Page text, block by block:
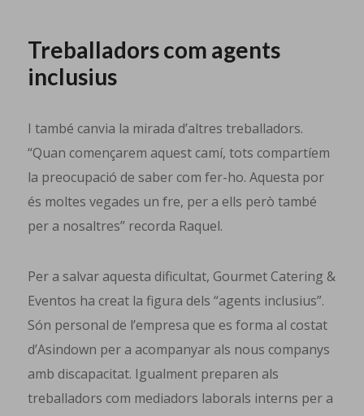
Treballadors com agents
inclusius
I també canvia la mirada d’altres treballadors.
“Quan començarem aquest camí, tots compartíem
la preocupació de saber com fer-ho. Aquesta por
és moltes vegades un fre, per a ells però també
per a nosaltres” recorda Raquel.
Per a salvar aquesta dificultat, Gourmet Catering &
Eventos ha creat la figura dels “agents inclusius”.
Són personal de l’empresa que es forma al costat
d’Asindown per a acompanyar als nous companys
amb discapacitat. Igualment preparen als
treballadors com mediadors laborals interns per a